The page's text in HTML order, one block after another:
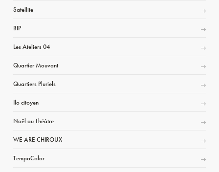
Satellite
BIP
Les Ateliers 04
Quartier Mouvant
Quartiers Pluriels
Ilo citoyen
Noël au Théâtre
WE ARE CHIROUX
TempoColor